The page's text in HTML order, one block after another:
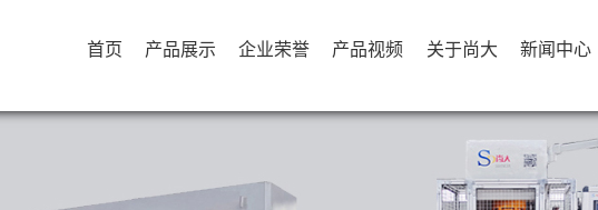
首页 产品展示 企业荣誉 产品视频 关于尚大 新闻中心